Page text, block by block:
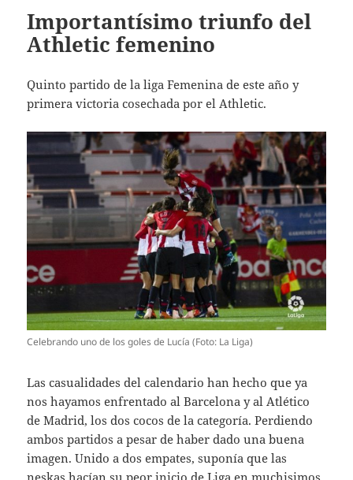
Importantísimo triunfo del
Athletic femenino
Quinto partido de la liga Femenina de este año y
primera victoria cosechada por el Athletic.
Celebrando uno de los goles de Lucía (Foto: La Liga)
Las casualidades del calendario han hecho que ya
nos hayamos enfrentado al Barcelona y al Atlético
de Madrid, los dos cocos de la categoría. Perdiendo
ambos partidos a pesar de haber dado una buena
imagen. Unido a dos empates, suponía que las
neskas hacían su peor inicio de Liga en muchisimos